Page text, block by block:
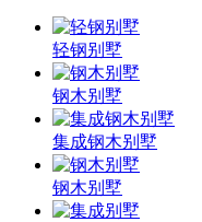
轻钢别墅
钢木别墅
集成钢木别墅
钢木别墅